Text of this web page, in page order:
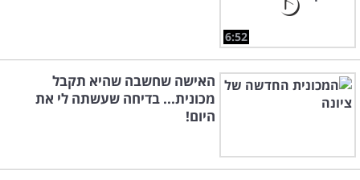
6:52
האישה שחשבה שהיא תקבל
מכונית... בדיחה שעשתה לי את
היום!